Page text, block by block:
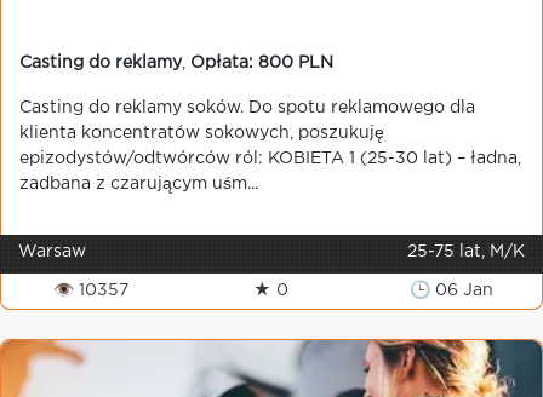
Casting do reklamy, Opłata: 800 PLN
Casting do reklamy soków. Do spotu reklamowego dla
klienta koncentratów sokowych, poszukuję
epizodystów/odtwórców ról: KOBIETA 1 (25-30 lat) – ładna,
zadbana z czarującym uśm...
Warsaw 25-75 lat, M/K
👁 10357 ★ 0 🕒 06 Jan